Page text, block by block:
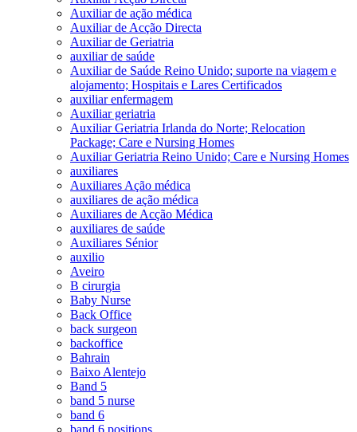
Auxiliar de ação médica
Auxiliar de Acção Directa
Auxiliar de Geriatria
auxiliar de saúde
Auxiliar de Saúde Reino Unido; suporte na viagem e
alojamento; Hospitais e Lares Certificados
auxiliar enfermagem
Auxiliar geriatria
Auxiliar Geriatria Irlanda do Norte; Relocation
Package; Care e Nursing Homes
Auxiliar Geriatria Reino Unido; Care e Nursing Homes
auxiliares
Auxiliares Ação médica
auxiliares de ação médica
Auxiliares de Acção Médica
auxiliares de saúde
Auxiliares Sénior
auxilio
Aveiro
B cirurgia
Baby Nurse
Back Office
back surgeon
backoffice
Bahrain
Baixo Alentejo
Band 5
band 5 nurse
band 6
band 6 positions